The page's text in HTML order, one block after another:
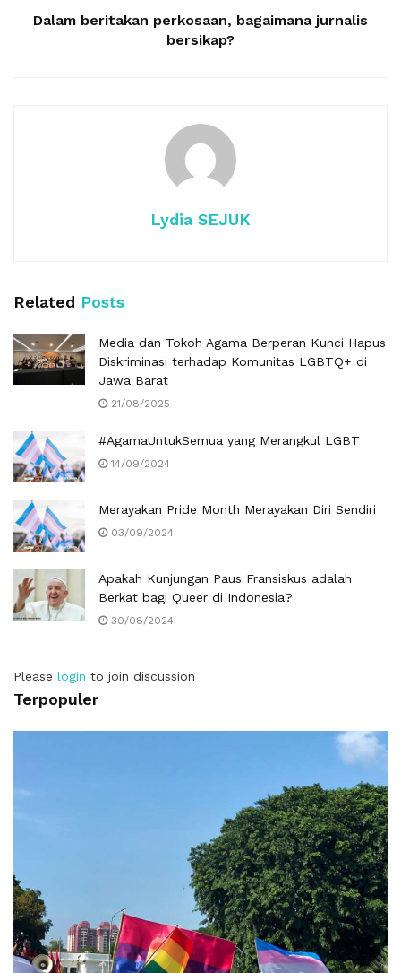
Dalam beritakan perkosaan, bagaimana jurnalis
bersikap?
Lydia SEJUK
Related Posts
Media dan Tokoh Agama Berperan Kunci Hapus
Diskriminasi terhadap Komunitas LGBTQ+ di
Jawa Barat
21/08/2025
#AgamaUntukSemua yang Merangkul LGBT
14/09/2024
Merayakan Pride Month Merayakan Diri Sendiri
03/09/2024
Apakah Kunjungan Paus Fransiskus adalah
Berkat bagi Queer di Indonesia?
30/08/2024
Please login to join discussion
Terpopuler